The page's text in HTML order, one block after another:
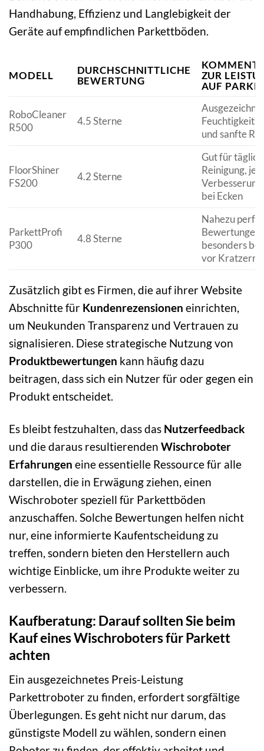
Handhabung, Effizienz und Langlebigkeit der
Geräte auf empfindlichen Parkettböden.
MODELL
DURCHSCHNITTLICHE
BEWERTUNG
ZUR
AUF
RoboCleaner
R500
4.5 Sterne
und sanfte
FloorShiner
FS200
4.2 Sterne
Gut für
Reinigung,
bei Ecken
ParkettProfi
P300
4.8 Sterne
Nahezu
Bewertungen,
besonders bei
vor Kratzern
Zusätzlich gibt es Firmen, die auf ihrer Website
Abschnitte für Kundenrezensionen einrichten,
um Neukunden Transparenz und Vertrauen zu
signalisieren. Diese strategische Nutzung von
Produktbewertungen kann häufig dazu
beitragen, dass sich ein Nutzer für oder gegen ein
Produkt entscheidet.
Es bleibt festzuhalten, dass das Nutzerfeedback
und die daraus resultierenden Wischroboter
Erfahrungen eine essentielle Ressource für alle
darstellen, die in Erwägung ziehen, einen
Wischroboter speziell für Parkettböden
anzuschaffen. Solche Bewertungen helfen nicht
nur, eine informierte Kaufentscheidung zu
treffen, sondern bieten den Herstellern auch
wichtige Einblicke, um ihre Produkte weiter zu
verbessern.
Kaufberatung: Darauf sollten Sie beim
Kauf eines Wischroboters für Parkett
achten
Ein ausgezeichnetes Preis-Leistung
Parkettroboter zu finden, erfordert sorgfältige
Überlegungen. Es geht nicht nur darum, das
günstigste Modell zu wählen, sondern einen